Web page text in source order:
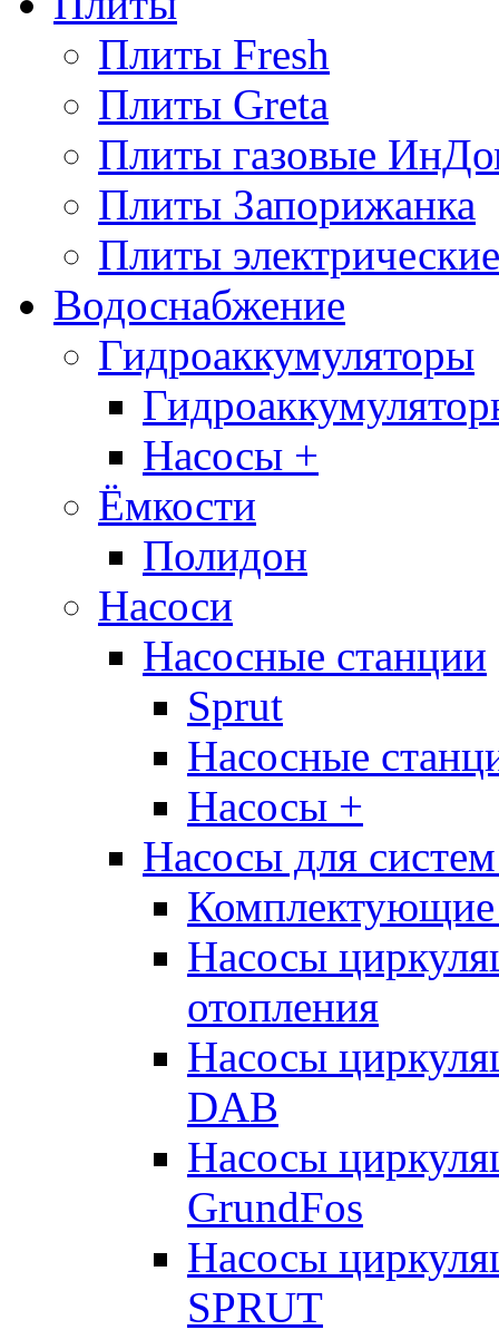
Плиты Fresh
Плиты Greta
Плиты газовые
Плиты Запорижанка
Плиты
Водоснабжение
Гидроаккумуляторы
Насосы +
Ёмкости
Полидон
Насоси
Насосные станции
Sprut
Насосные
Насосы +
Насосы для
Комплектующие
Насосы
отопления
Насосы
DAB
Насосы
GrundFos
Насосы
SPRUT